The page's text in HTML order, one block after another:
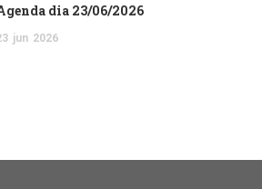
dia 23/06/2026
jun 2026